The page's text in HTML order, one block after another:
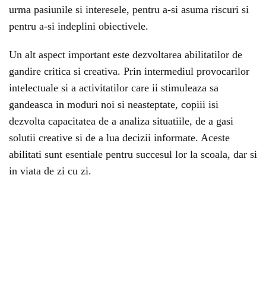
urma pasiunile si interesele, pentru a-si asuma riscuri si
pentru a-si indeplini obiectivele.
Un alt aspect important este dezvoltarea abilitatilor de
gandire critica si creativa. Prin intermediul provocarilor
intelectuale si a activitatilor care ii stimuleaza sa
gandeasca in moduri noi si neasteptate, copiii isi
dezvolta capacitatea de a analiza situatiile, de a gasi
solutii creative si de a lua decizii informate. Aceste
abilitati sunt esentiale pentru succesul lor la scoala, dar si
in viata de zi cu zi.